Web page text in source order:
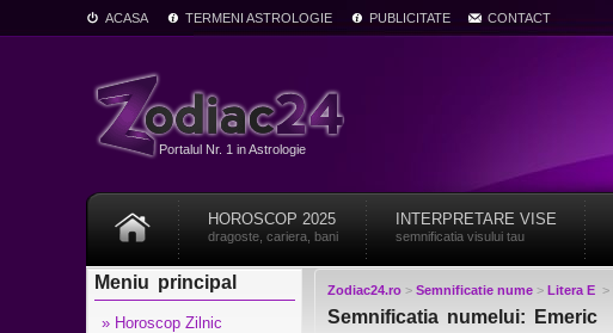
ACASA TERMENI ASTROLOGIE PUBLICITATE CONTACT
Portalul Nr. 1 in Astrologie
HOROSCOP 2025
dragoste, cariera, bani
INTERPRETARE VISE
semnificatia visului tau
Meniu principal
» Horoscop Zilnic
Zodiac24.ro > Semnificatie nume > Litera E >
Semnificatia numelui: Emeric